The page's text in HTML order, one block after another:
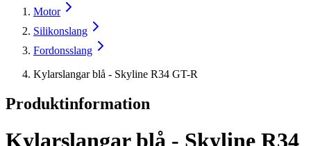
Motor
Silikonslang
Fordonsslang
Kylarslangar blå - Skyline R34 GT-R
Produktinformation
Kylarslangar blå - Skyline R34